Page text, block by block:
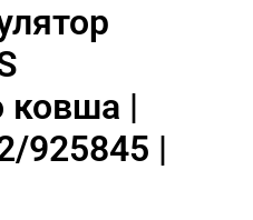
ковша |
925845 |